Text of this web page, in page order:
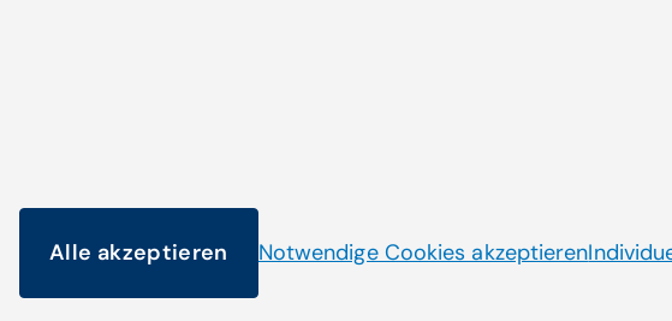
Alle akzeptieren Notwendige Cookies akzeptieren